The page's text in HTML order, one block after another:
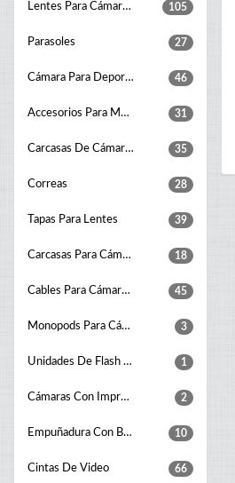
Lentes Para Cámara Fotográfica, Adaptadores 105
Parasoles 27
Cámara Para Deportes De Acción 46
Accesorios Para Montaje De Cámaras 31
Carcasas De Cámaras A Prueba De Agua 35
Correas 28
Tapas Para Lentes 39
Carcasas Para Cámaras 18
Cables Para Cámaras Fotográficas 45
Monopods Para Cámaras 3
Unidades De Flash Para Estudio Fotográfico 1
Cámaras Con Impresión Instantánea 2
Empuñadura Con Batería Para Cámara Digital 10
Cintas De Video 66